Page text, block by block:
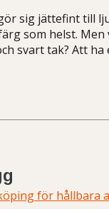
sig jättefint till
som helst.
svart tak? Att
för hållbara